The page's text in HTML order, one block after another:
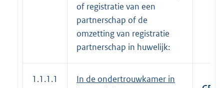
of registratie van een
partnerschap of de
omzetting van registratie
partnerschap in huwelijk:
1.1.1.1 In de ondertrouwkamer in